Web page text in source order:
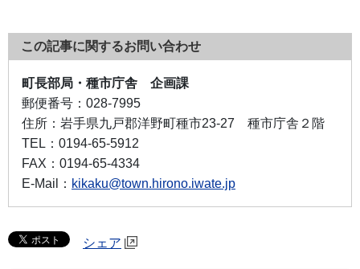
この記事に関するお問い合わせ
町長部局・種市庁舎 企画課
郵便番号： 028-7995
住所： 岩手県九戸郡洋野町種市23-27 種市庁舎２階
TEL： 0194-65-5912
FAX： 0194-65-4334
E-Mail： kikaku@town.hirono.iwate.jp
シェア